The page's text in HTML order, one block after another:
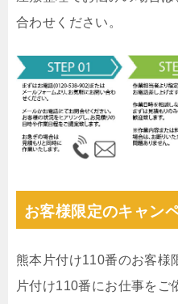
合わせください。
お客様限定のキャン
熊本片付け110番のお客様
片付け110番にお仕事をご